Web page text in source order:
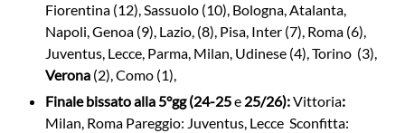
Fiorentina (12), Sassuolo (10), Bologna, Atalanta,
Napoli, Genoa (9), Lazio, (8), Pisa, Inter (7), Roma (6),
Juventus, Lecce, Parma, Milan, Udinese (4), Torino (3),
Verona (2), Como (1),
Finale bissato alla 5°gg (24-25e 25/26):Vittoria:
Milan, Roma Pareggio: Juventus, Lecce Sconfitta: